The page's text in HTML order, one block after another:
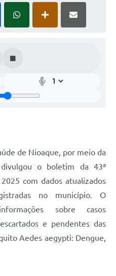
de Nioaque, por meio da
divulgou o boletim da 43ª
com dados atualizados
no município. O
sobre casos
e pendentes das
Aedes aegypti: Dengue,